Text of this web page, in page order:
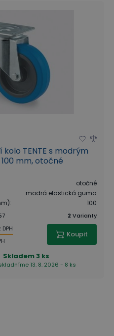
TENTE s modrým
mm, otočné
otočné
modrá elastická guma
: 100
2 Varianty
DPH
Koupit
Skladem3 ks
13. 8. 2026 - 8 ks